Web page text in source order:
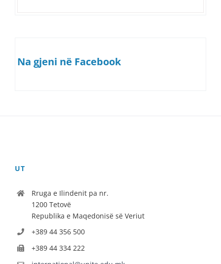
Na gjeni në Facebook
UT
Rruga e Ilindenit pa nr.
1200 Tetovë
Republika e Maqedonisë së Veriut
+389 44 356 500
+389 44 334 222